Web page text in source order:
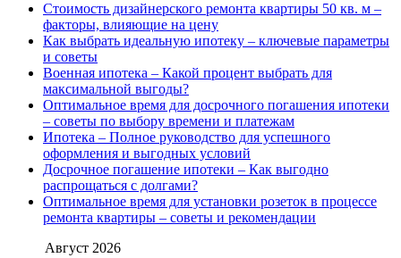
Стоимость дизайнерского ремонта квартиры 50 кв. м –
факторы, влияющие на цену
Как выбрать идеальную ипотеку – ключевые параметры
и советы
Военная ипотека – Какой процент выбрать для
максимальной выгоды?
Оптимальное время для досрочного погашения ипотеки
– советы по выбору времени и платежам
Ипотека – Полное руководство для успешного
оформления и выгодных условий
Досрочное погашение ипотеки – Как выгодно
распрощаться с долгами?
Оптимальное время для установки розеток в процессе
ремонта квартиры – советы и рекомендации
Август 2026